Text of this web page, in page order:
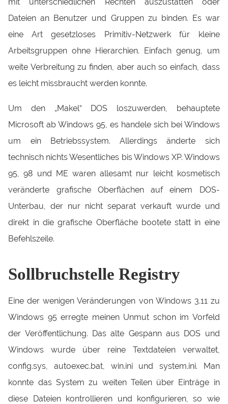
mit unterschiedlichen Rechten auszustatten oder
Dateien an Benutzer und Gruppen zu binden. Es war
eine Art gesetzloses Primitiv-Netzwerk für kleine
Arbeitsgruppen ohne Hierarchien. Einfach genug, um
weite Verbreitung zu finden, aber auch so einfach, dass
es leicht missbraucht werden konnte.
Um den „Makel“ DOS loszuwerden, behauptete
Microsoft ab Windows 95, es handele sich bei Windows
um ein Betriebssystem. Allerdings änderte sich
technisch nichts Wesentliches bis Windows XP. Windows
95, 98 und ME waren allesamt nur leicht kosmetisch
veränderte grafische Oberflächen auf einem DOS-
Unterbau, der nur nicht separat verkauft wurde und
direkt in die grafische Oberfläche bootete statt in eine
Befehlszeile.
Sollbruchstelle Registry
Eine der wenigen Veränderungen von Windows 3.11 zu
Windows 95 erregte meinen Unmut schon im Vorfeld
der Veröffentlichung. Das alte Gespann aus DOS und
Windows wurde über reine Textdateien verwaltet,
config.sys, autoexec.bat, win.ini und system.ini. Man
konnte das System zu weiten Teilen über Einträge in
diese Dateien kontrollieren und konfigurieren, so wie